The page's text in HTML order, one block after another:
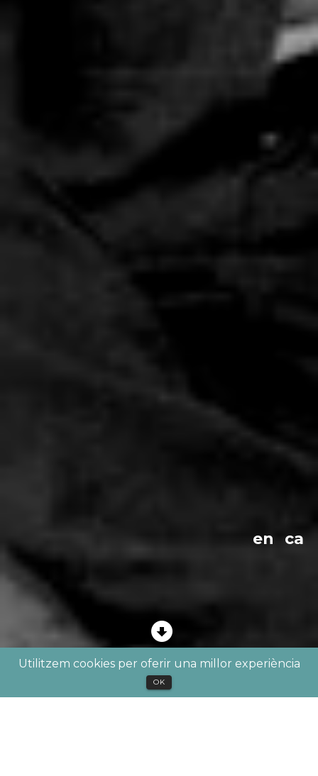
Utilitzem cookies per oferir una millor experiència
OK
en ca